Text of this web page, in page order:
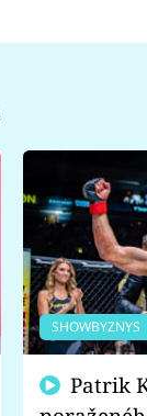
SHOWBYZNYS